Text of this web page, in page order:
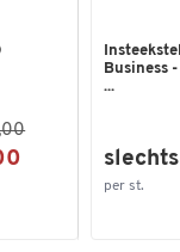
Business
...
per st.